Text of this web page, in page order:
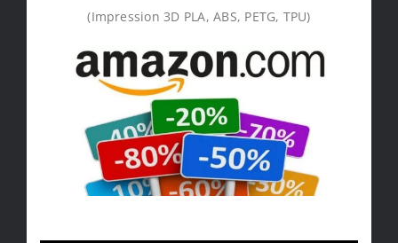
(Impression 3D PLA, ABS, PETG, TPU)